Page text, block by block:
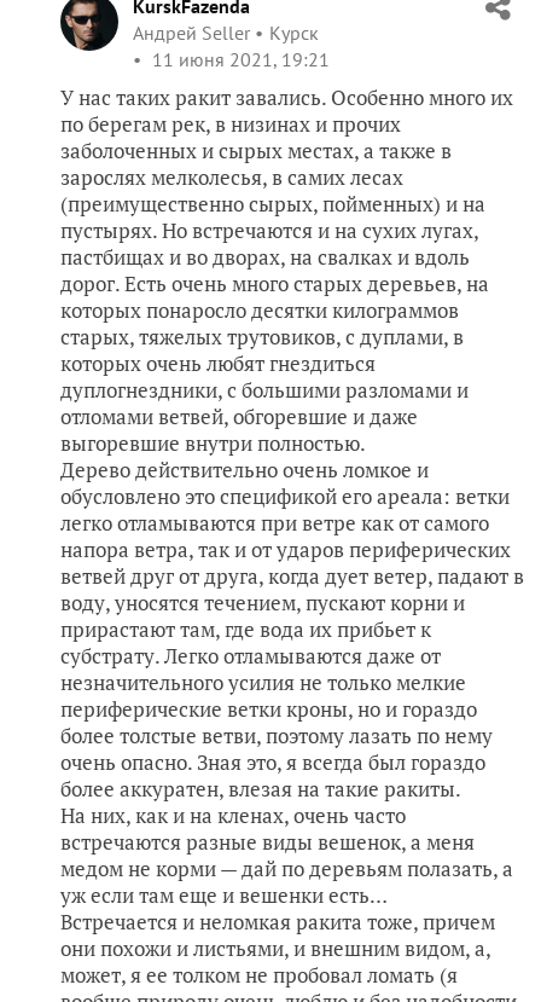
KurskFazenda
Андрей Seller
Курск
11 июня 2021, 19:21
У нас таких ракит завались. Особенно много их
по берегам рек, в низинах и прочих
заболоченных и сырых местах, а также в
зарослях мелколесья, в самих лесах
(преимущественно сырых, пойменных) и на
пустырях. Но встречаются и на сухих лугах,
пастбищах и во дворах, на свалках и вдоль
дорог. Есть очень много старых деревьев, на
которых понаросло десятки килограммов
старых, тяжелых трутовиков, с дуплами, в
которых очень любят гнездиться
дуплогнездники, с большими разломами и
отломами ветвей, обгоревшие и даже
выгоревшие внутри полностью.
Дерево действительно очень ломкое и
обусловлено это спецификой его ареала: ветки
легко отламываются при ветре как от самого
напора ветра, так и от ударов периферических
ветвей друг от друга, когда дует ветер, падают в
воду, уносятся течением, пускают корни и
прирастают там, где вода их прибьет к
субстрату. Легко отламываются даже от
незначительного усилия не только мелкие
периферические ветки кроны, но и гораздо
более толстые ветви, поэтому лазать по нему
очень опасно. Зная это, я всегда был гораздо
более аккуратен, влезая на такие ракиты.
На них, как и на кленах, очень часто
встречаются разные виды вешенок, а меня
медом не корми — дай по деревьям полазать, а
уж если там еще и вешенки есть…
Встречается и неломкая ракита тоже, причем
они похожи и листьями, и внешним видом, а,
может, я ее толком не пробовал ломать (я